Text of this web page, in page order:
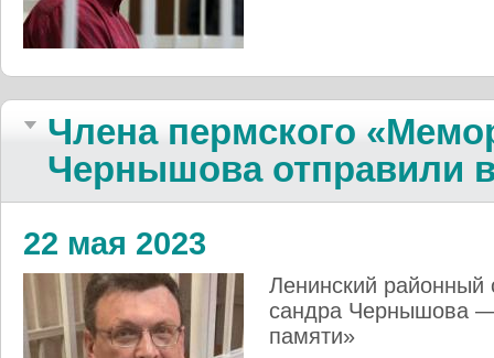
Члена перм­ского
Чер­ны­шова отпра­ви­ли
22 мая 2023
Ленин­ский
санд­ра Чер­ны­шо­ва —
па­мяти»